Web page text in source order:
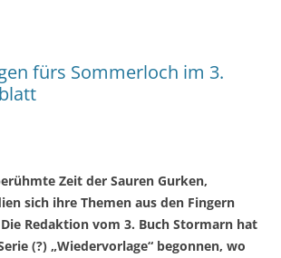
fürs Sommerloch im 3.
Zeit der Sauren Gurken,
sich ihre Themen aus den Fingern
Redaktion vom 3. Buch Stormarn hat
(?) „Wiedervorlage“ begonnen, wo